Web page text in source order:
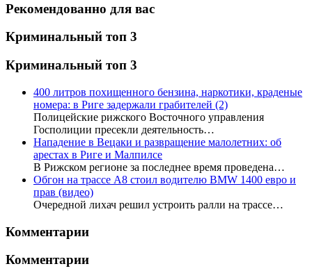
Рекомендованно для вас
Криминальный топ 3
Криминальный топ 3
400 литров похищенного бензина, наркотики, краденые
номера: в Риге задержали грабителей (2)
Полицейские рижского Восточного управления
Госполиции пресекли деятельность…
Нападение в Вецаки и развращение малолетних: об
арестах в Риге и Малпилсе
В Рижском регионе за последнее время проведена…
Обгон на трассе А8 стоил водителю BMW 1400 евро и
прав (видео)
Очередной лихач решил устроить ралли на трассе…
Комментарии
Комментарии